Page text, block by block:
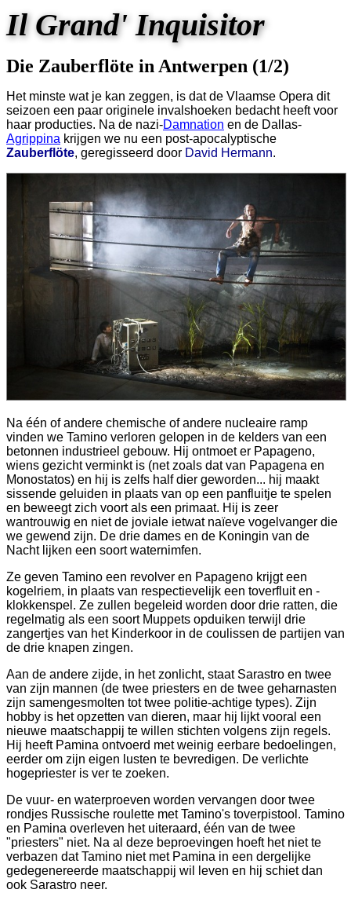
Il Grand' Inquisitor
Die Zauberflöte in Antwerpen (1/2)
Het minste wat je kan zeggen, is dat de Vlaamse Opera dit
seizoen een paar originele invalshoeken bedacht heeft voor
haar producties. Na de nazi-Damnation en de Dallas-
Agrippina krijgen we nu een post-apocalyptische
Zauberflöte, geregisseerd door David Hermann.
Na één of andere chemische of andere nucleaire ramp
vinden we Tamino verloren gelopen in de kelders van een
betonnen industrieel gebouw. Hij ontmoet er Papageno,
wiens gezicht verminkt is (net zoals dat van Papagena en
Monostatos) en hij is zelfs half dier geworden... hij maakt
sissende geluiden in plaats van op een panfluitje te spelen
en beweegt zich voort als een primaat. Hij is zeer
wantrouwig en niet de joviale ietwat naïeve vogelvanger die
we gewend zijn. De drie dames en de Koningin van de
Nacht lijken een soort waternimfen.
Ze geven Tamino een revolver en Papageno krijgt een
kogelriem, in plaats van respectievelijk een toverfluit en -
klokkenspel. Ze zullen begeleid worden door drie ratten, die
regelmatig als een soort Muppets opduiken terwijl drie
zangertjes van het Kinderkoor in de coulissen de partijen van
de drie knapen zingen.
Aan de andere zijde, in het zonlicht, staat Sarastro en twee
van zijn mannen (de twee priesters en de twee geharnasten
zijn samengesmolten tot twee politie-achtige types). Zijn
hobby is het opzetten van dieren, maar hij lijkt vooral een
nieuwe maatschappij te willen stichten volgens zijn regels.
Hij heeft Pamina ontvoerd met weinig eerbare bedoelingen,
eerder om zijn eigen lusten te bevredigen. De verlichte
hogepriester is ver te zoeken.
De vuur- en waterproeven worden vervangen door twee
rondjes Russische roulette met Tamino's toverpistool. Tamino
en Pamina overleven het uiteraard, één van de twee
"priesters" niet. Na al deze beproevingen hoeft het niet te
verbazen dat Tamino niet met Pamina in een dergelijke
gedegenereerde maatschappij wil leven en hij schiet dan
ook Sarastro neer.